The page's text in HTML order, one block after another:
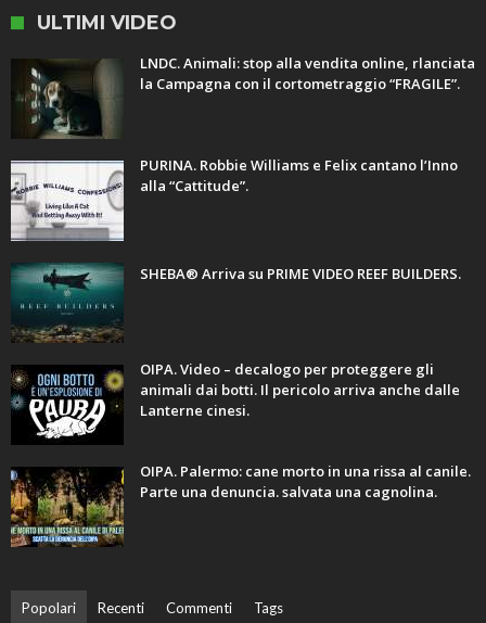
ULTIMI VIDEO
LNDC. Animali: stop alla vendita online, rlanciata
la Campagna con il cortometraggio “FRAGILE”.
PURINA. Robbie Williams e Felix cantano l’Inno
alla “Cattitude”.
SHEBA® Arriva su PRIME VIDEO REEF BUILDERS.
OIPA. Video – decalogo per proteggere gli
animali dai botti. Il pericolo arriva anche dalle
Lanterne cinesi.
OIPA. Palermo: cane morto in una rissa al canile.
Parte una denuncia. salvata una cagnolina.
Popolari Recenti Commenti Tags